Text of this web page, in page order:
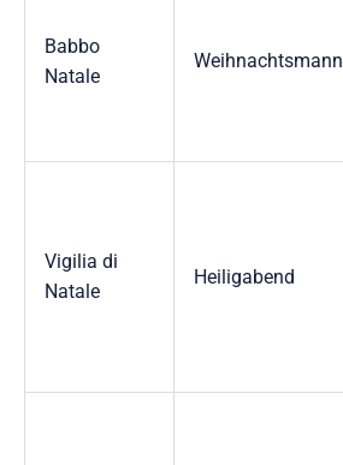
Babbo
Natale
Weihnachtsmann
Vigilia di
Natale
Heiligabend